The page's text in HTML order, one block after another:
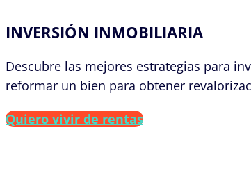
INVERSIÓN INMOBILIARIA
Descubre las mejores estrategias para
reformar un bien para obtener
Quiero vivir de rentas